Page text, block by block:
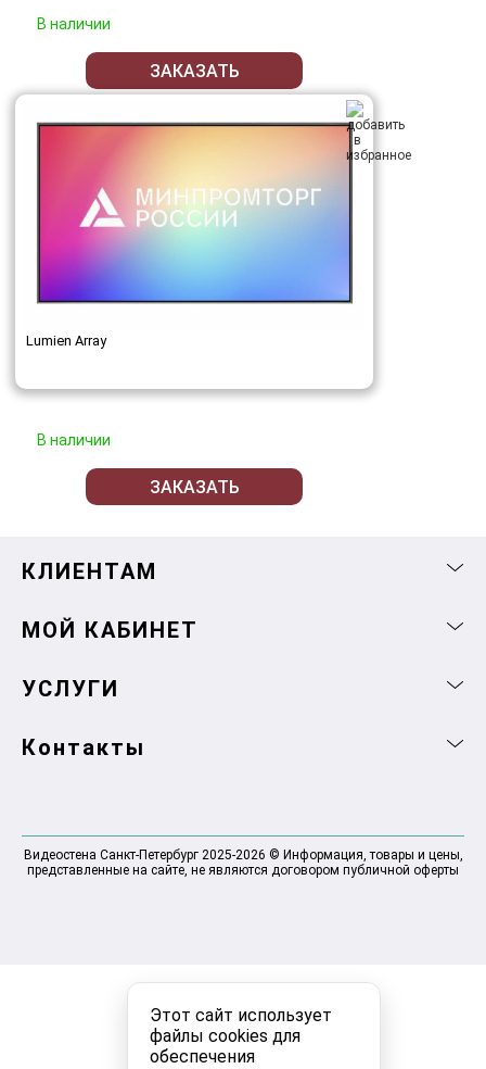
Этот сайт использует
файлы cookies для
обеспечения
В наличии
ЗАКАЗАТЬ
Lumien Array
В наличии
ЗАКАЗАТЬ
КЛИЕНТАМ
МОЙ КАБИНЕТ
УСЛУГИ
Контакты
Видеостена Санкт-Петербург 2025-2026 © Информация, товары и цены,
представленные на сайте, не являются договором публичной оферты